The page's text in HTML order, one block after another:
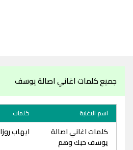
جميع كلمات اغاني اصالة يوسف
اسم الاغنية كلمات
كلمات اغاني اصالة
يوسف حبك وهم
ايهاب روزا